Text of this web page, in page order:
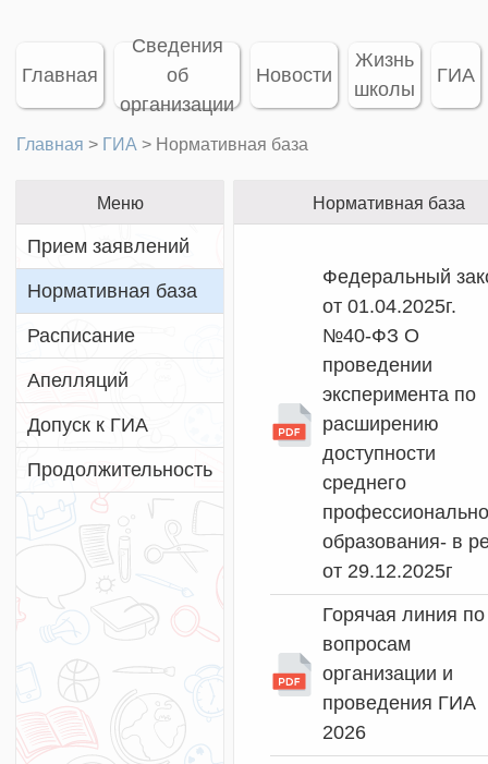
Главная
Сведения
об
организации
Новости
Жизнь
школы
ГИА
Главная > ГИА > Нормативная база
Меню
Прием заявлений
Нормативная база
Расписание
Апелляций
Допуск к ГИА
Продолжительность
Нормативная база
Федеральный
от 01.04.2025г.
№40-ФЗ О
проведении
эксперимента по
расширению
доступности
среднего
образования- в
от 29.12.2025г
Горячая линия по
вопросам
организации и
проведения ГИА
2026